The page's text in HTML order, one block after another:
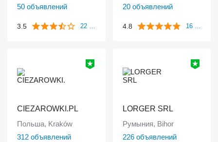
50 объявлений
3.5 22 отзыва
20 объявлений
4.8 16 отзывов
CIEZAROWKI.PL
Польша, Kraków
312 объявлений
LORGER SRL
Румыния, Bihor
226 объявлений